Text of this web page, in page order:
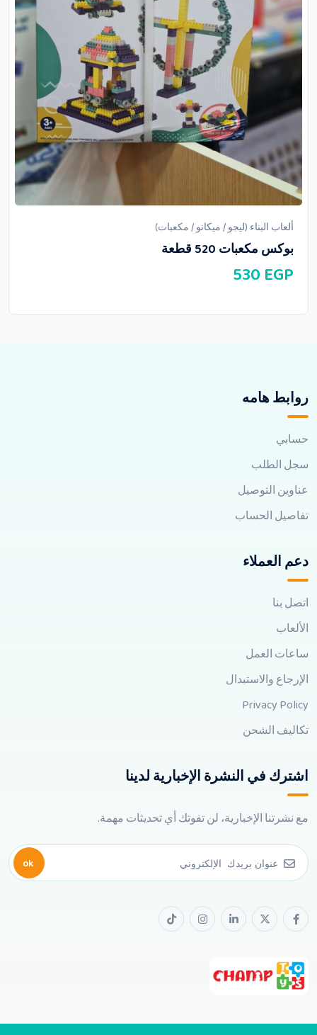
ألعاب البناء (ليجو / ميكانو / مكعبات)
بوكس مكعبات 520 قطعة
530 EGP
روابط هامه
حسابي
سجل الطلب
عناوين التوصيل
تفاصيل الحساب
دعم العملاء
اتصل بنا
الألعاب
ساعات العمل
الإرجاع والاستبدال
Privacy Policy
تكاليف الشحن
اشترك في النشرة الإخبارية لدينا
مع نشرتنا الإخبارية، لن تفوتك أي تحديثات مهمة.
ok